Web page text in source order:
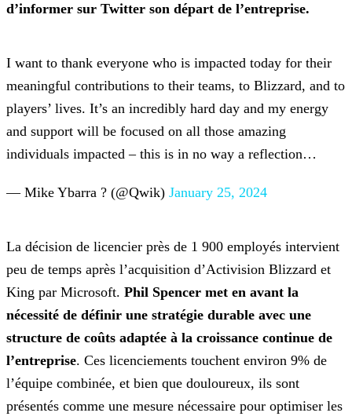
d’informer sur Twitter son départ de l’entreprise.
I want to thank everyone who is impacted today for their
meaningful contributions to their teams, to Blizzard, and to
players’ lives. It’s an incredibly hard day and my energy
and support will be focused on all those amazing
individuals impacted – this is in no way a reflection…
— Mike Ybarra ? (@Qwik) January 25, 2024
La décision de licencier près de 1 900 employés intervient
peu de temps après l’acquisition d’Activision Blizzard et
King par Microsoft. Phil Spencer met en avant la
nécessité de définir une stratégie durable avec une
structure de coûts adaptée à la croissance continue de
l’entreprise. Ces licenciements touchent environ 9% de
l’équipe combinée, et bien que douloureux, ils sont
présentés comme une mesure nécessaire pour optimiser les